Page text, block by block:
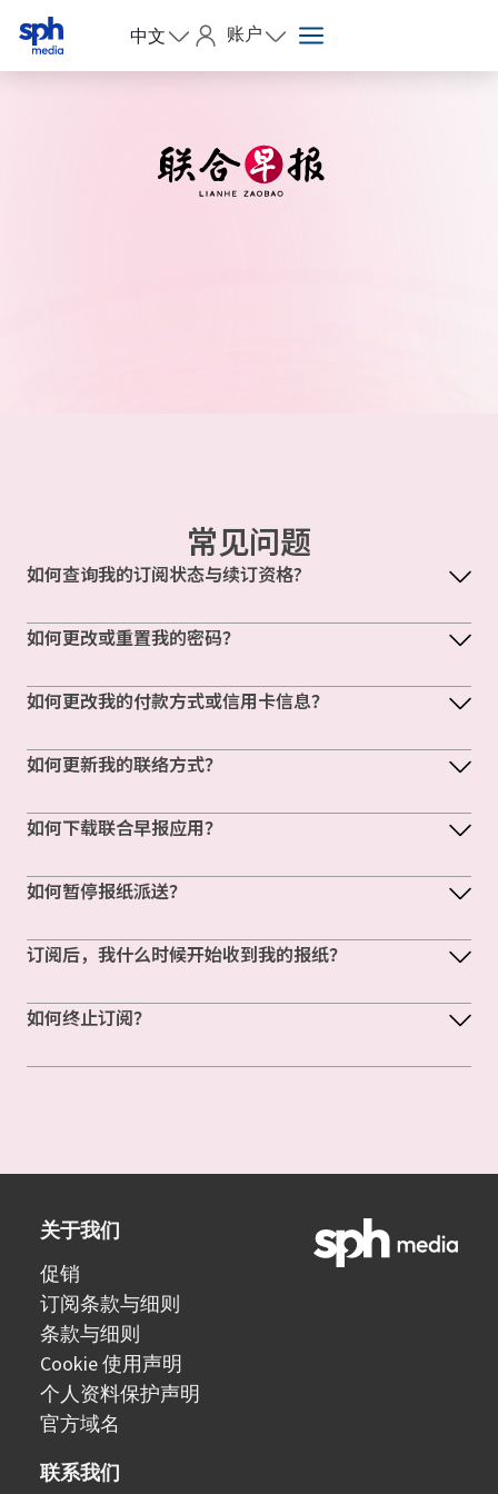
中文 账户
常见问题
如何查询我的订阅状态与续订资格?
如何更改或重置我的密码？
如何更改我的付款方式或信用卡信息？
如何更新我的联络方式？
如何下载联合早报应用？
如何暂停报纸派送？
订阅后，我什么时候开始收到我的报纸？
如何终止订阅？
关于我们
促销
订阅条款与细则
条款与细则
Cookie 使用声明
个人资料保护声明
官方域名
联系我们